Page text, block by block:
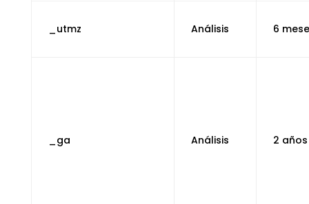
_utmz Análisis 6
_ga Análisis 2 años